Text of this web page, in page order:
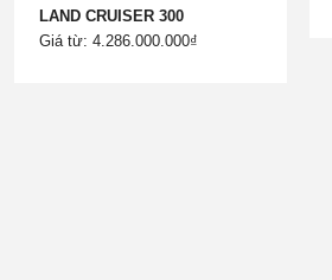
LAND CRUISER 300
Giá từ: 4.286.000.000₫